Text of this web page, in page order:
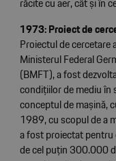
1973: Proiect de
Proiectul de
Ministerul Federal
(BMFT), a fost
condițiilor de mediu în
conceptul de mașină,
1989, cu scopul de a
a fost proiectat pentru
de cel puțin 300.000